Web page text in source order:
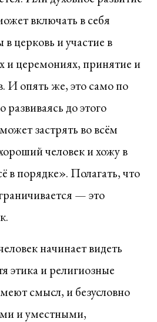
включать в себя
церковь и участие в
и церемониях, принятие и
И опять же, это само по
до этого
застрять во всём
человек и хожу в
в порядке». Полагать, что
— это
начинает видеть
этика и религиозные
смысл, и безусловно
и уместными,